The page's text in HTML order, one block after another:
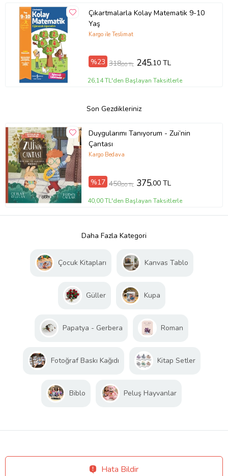
Çıkartmalarla Kolay Matematik 9-10
Yaş
Kargo ile Teslimat
%23 318,00 TL 245,10 TL
26,14 TL'den Başlayan Taksitlerle
Son Gezdikleriniz
Duygularımı Tanıyorum - Zui’nin
Çantası
Kargo Bedava
%17 450,00 TL 375,00 TL
40,00 TL'den Başlayan Taksitlerle
Daha Fazla Kategori
Çocuk Kitapları Kanvas Tablo
Güller Kupa
Papatya - Gerbera Roman
Fotoğraf Baskı Kağıdı Kitap Setler
Biblo Peluş Hayvanlar
Hata Bildir